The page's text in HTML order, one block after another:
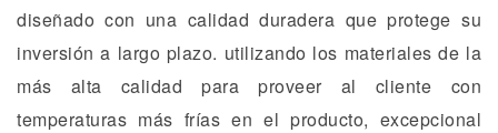
diseñado con una calidad duradera que protege su
inversión a largo plazo. utilizando los materiales de la
más alta calidad para proveer al cliente con
temperaturas más frías en el producto, excepcional